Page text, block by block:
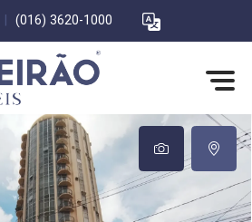
(016) 3620-1000